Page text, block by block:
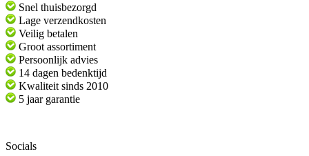
Snel thuisbezorgd
Lage verzendkosten
Veilig betalen
Groot assortiment
Persoonlijk advies
14 dagen bedenktijd
Kwaliteit sinds 2010
5 jaar garantie
Socials